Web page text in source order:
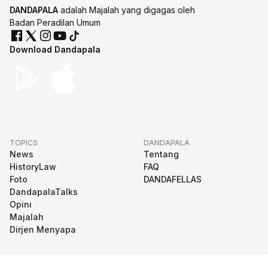
DANDAPALA adalah Majalah yang digagas oleh
Badan Peradilan Umum
Download Dandapala
TOPICS
News
HistoryLaw
Foto
DandapalaTalks
Opini
Majalah
Dirjen Menyapa
DANDAPALA
Tentang
FAQ
DANDAFELLAS